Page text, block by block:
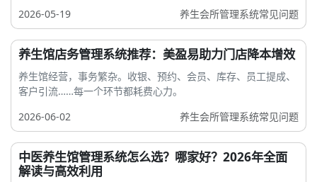
2026-05-19
养生会所管理系统常见问题
养生馆店务管理系统推荐：美盈易助力门店降本增效
养生馆经营，事务繁杂。收银、预约、会员、库存、员工提成、
客户引流……每一个环节都耗费心力。
2026-06-02
养生会所管理系统常见问题
中医养生馆管理系统怎么选？哪家好？2026年全面
解读与高效利用